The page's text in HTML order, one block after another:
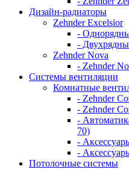
Дизайн-радиаторы
Zehnder Excelsior
-
-
Zehnder Nova
- Zehnder
Системы вентиляции
Комнатные
- Zehnder
- Zehnder
-
70)
-
-
Потолочные системы